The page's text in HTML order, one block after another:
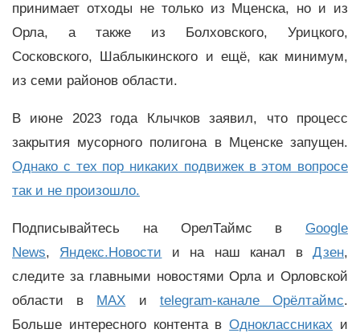
принимает отходы не только из Мценска, но и из
Орла, а также из Болховского, Урицкого,
Сосковского, Шаблыкинского и ещё, как минимум,
из семи районов области.
В июне 2023 года Клычков заявил, что процесс
закрытия мусорного полигона в Мценске запущен.
Однако с тех пор никаких подвижек в этом вопросе
так и не произошло.
Подписывайтесь на ОрелТаймс в Google
News, Яндекс.Новости и на наш канал вДзен,
следите за главными новостями Орла и Орловской
области в MAX и telegram-канале Орёлтаймс.
Больше интересного контента вОдноклассниках и